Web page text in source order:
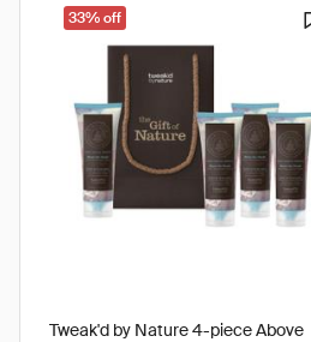
33% off
Tweak'd by Nature 4-piece Above